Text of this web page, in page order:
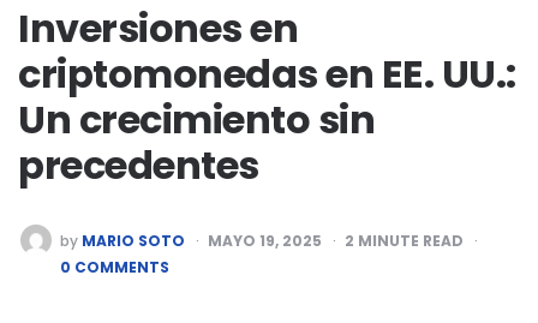
Inversiones en
criptomonedas en EE. UU.:
Un crecimiento sin
precedentes
POSTED
BY
by MARIO SOTO MAYO 19, 2025 2 MINUTE READ
0 COMMENTS